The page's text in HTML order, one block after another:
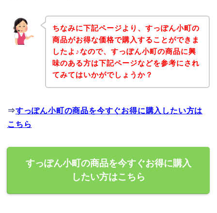
ちなみに下記ページより、すっぽん小町の
商品がお得な価格で購入することができま
したよ♪なので、すっぽん小町の商品に興
味のある方は下記ページなどを参考にされ
てみてはいかがでしょうか？
⇒すっぽん小町の商品を今すぐお得に購入したい方は
こちら
すっぽん小町の商品を今すぐお得に購入
したい方はこちら